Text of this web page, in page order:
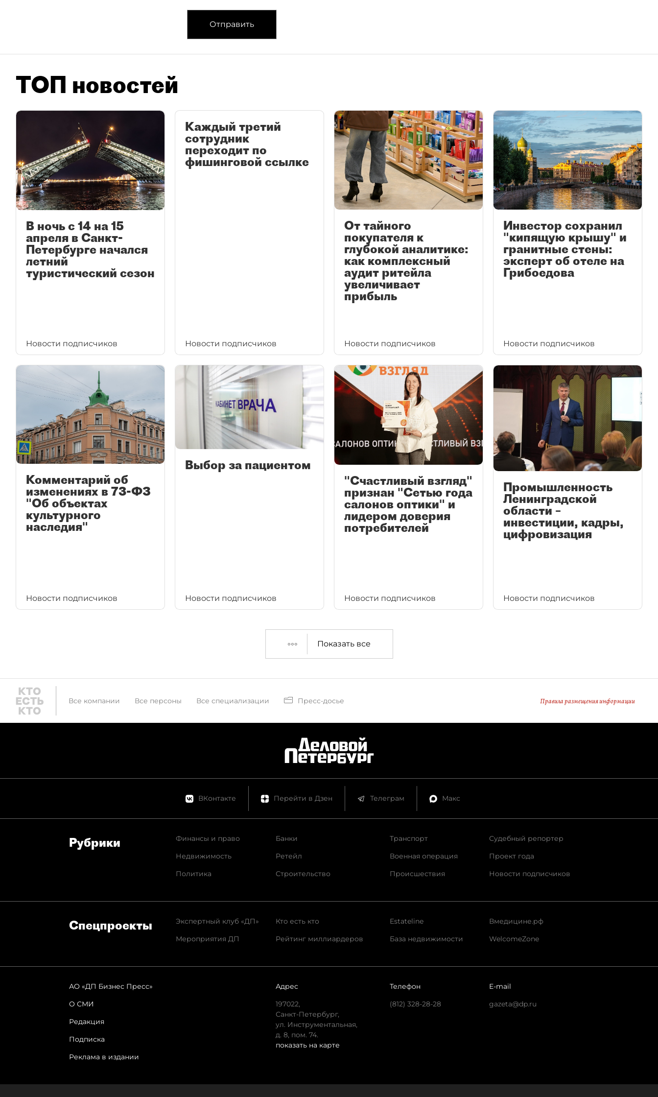
Отправить
ТОП новостей
В ночь с 14 на 15
апреля в Санкт-
Петербурге начался
летний
туристический сезон
Новости подписчиков
Каждый третий
сотрудник
переходит по
фишинговой ссылке
Новости подписчиков
От тайного
покупателя к
глубокой аналитике:
как комплексный
аудит ритейла
увеличивает
прибыль
Новости подписчиков
Инвестор сохранил
"кипящую крышу" и
гранитные стены:
эксперт об отеле на
Грибоедова
Новости подписчиков
Комментарий об
изменениях в 73-ФЗ
"Об объектах
культурного
наследия"
Новости подписчиков
Выбор за пациентом
Новости подписчиков
"Счастливый взгляд"
признан "Сетью года
салонов оптики" и
лидером доверия
потребителей
Новости подписчиков
Промышленность
Ленинградской
области –
инвестиции, кадры,
цифровизация
Новости подписчиков
Показать все
Все компании Все персоны Все специализации Пресс-досье Правила размещения информации
ВКонтакте Перейти в Дзен Телеграм Макс
Рубрики
Финансы и право
Недвижимость
Политика
Банки
Ретейл
Строительство
Транспорт
Военная операция
Происшествия
Судебный репортер
Проект года
Новости подписчиков
Спец­проекты
Экспертный клуб «ДП»
Мероприятия ДП
Кто есть кто
Рейтинг миллиардеров
Estateline
База недвижимости
Вмедицине.рф
WelcomeZone
АО «ДП Бизнес Пресс»
О СМИ
Редакция
Подписка
Реклама в издании
Адрес
197022,
Санкт-Петербург,
ул. Инструментальная,
д. 8, пом. 74.
показать на карте
Телефон
(812) 328-28-28
E-mail
gazeta@dp.ru